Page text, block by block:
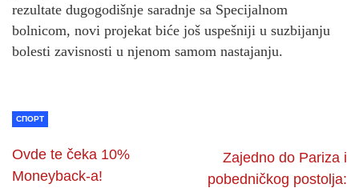
rezultate dugogodišnje saradnje sa Specijalnom
bolnicom, novi projekat biće još uspešniji u suzbijanju
bolesti zavisnosti u njenom samom nastajanju.
СПОРТ
Ovde te čeka 10%
Moneyback-a!
Zajedno do Pariza i
pobedničkog postolja: